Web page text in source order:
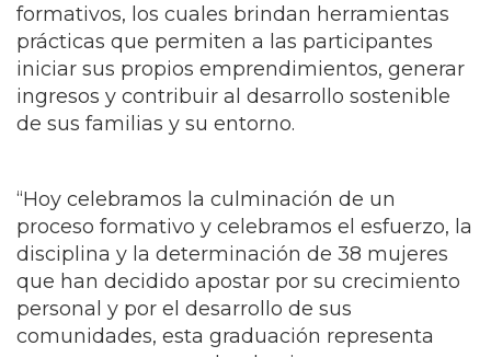
formativos, los cuales brindan herramientas
prácticas que permiten a las participantes
iniciar sus propios emprendimientos, generar
ingresos y contribuir al desarrollo sostenible
de sus familias y su entorno.
“Hoy celebramos la culminación de un
proceso formativo y celebramos el esfuerzo, la
disciplina y la determinación de 38 mujeres
que han decidido apostar por su crecimiento
personal y por el desarrollo de sus
comunidades, esta graduación representa